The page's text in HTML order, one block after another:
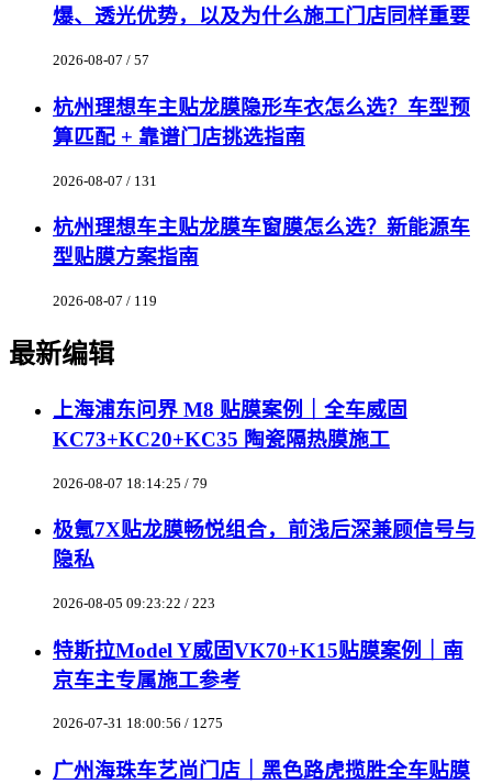
爆、透光优势，以及为什么施工门店同样重要
2026-08-07 / 57
杭州理想车主贴龙膜隐形车衣怎么选？车型预
算匹配 + 靠谱门店挑选指南
2026-08-07 / 131
杭州理想车主贴龙膜车窗膜怎么选？新能源车
型贴膜方案指南
2026-08-07 / 119
最新编辑
上海浦东问界 M8 贴膜案例｜全车威固
KC73+KC20+KC35 陶瓷隔热膜施工
2026-08-07 18:14:25 / 79
极氪7X贴龙膜畅悦组合，前浅后深兼顾信号与
隐私
2026-08-05 09:23:22 / 223
特斯拉Model Y威固VK70+K15贴膜案例｜南
京车主专属施工参考
2026-07-31 18:00:56 / 1275
广州海珠车艺尚门店｜黑色路虎揽胜全车贴膜